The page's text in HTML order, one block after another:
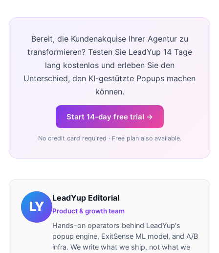
Bereit, die Kundenakquise Ihrer Agentur zu
transformieren? Testen Sie LeadYup 14 Tage
lang kostenlos und erleben Sie den
Unterschied, den KI-gestützte Popups machen
können.
Start 14-day free trial →
No credit card required · Free plan also available.
LeadYup Editorial
Product & growth team
Hands-on operators behind LeadYup's
popup engine, ExitSense ML model, and A/B
infra. We write what we ship, not what we